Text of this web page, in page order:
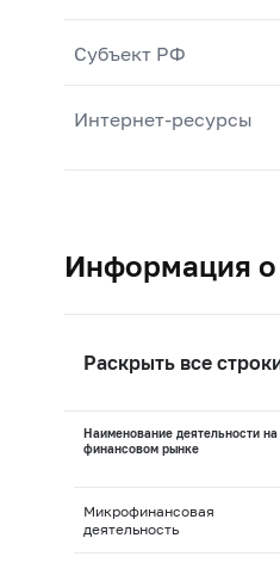
Субъект РФ
Интернет-ресурсы
Информация о
Раскрыть все
Наименование деятельности на
финансовом рынке
Микрофинансовая
деятельность